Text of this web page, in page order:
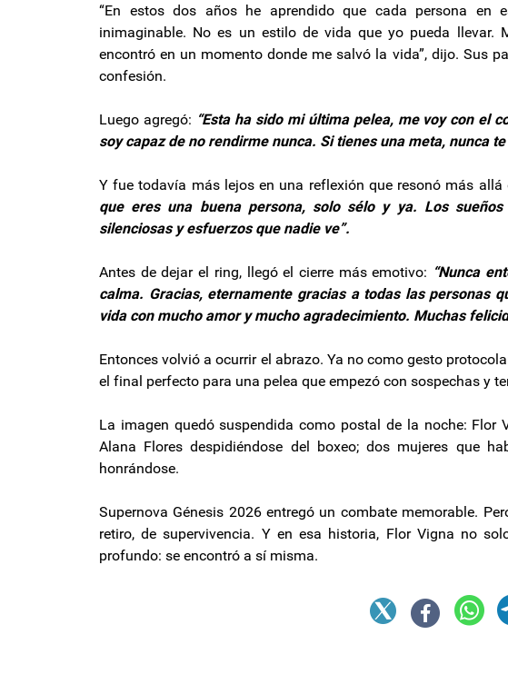
“En estos dos años he aprendido que cada persona en
inimaginable. No es un estilo de vida que yo pueda llevar.
encontró en un momento donde me salvó la vida”, dijo. Sus
confesión.
Luego agregó: “Esta ha sido mi última pelea, me voy con el
soy capaz de no rendirme nunca. Si tienes una meta, nunca te
Y fue todavía más lejos en una reflexión que resonó más allá
que eres una buena persona, solo sélo y ya. Los
silenciosas y esfuerzos que nadie ve”.
Antes de dejar el ring, llegó el cierre más emotivo: “Nunca
calma. Gracias, eternamente gracias a todas las personas
vida con mucho amor y mucho agradecimiento. Muchas
Entonces volvió a ocurrir el abrazo. Ya no como gesto
el final perfecto para una pelea que empezó con sospechas y
La imagen quedó suspendida como postal de la noche: Flor
Alana Flores despidiéndose del boxeo; dos mujeres que
honrándose.
Supernova Génesis 2026 entregó un combate memorable.
retiro, de supervivencia. Y en esa historia, Flor Vigna no
profundo: se encontró a sí misma.